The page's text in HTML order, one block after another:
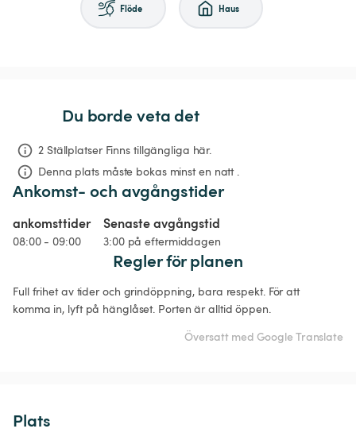
Flöde Haus
Du borde veta det
2 Ställplatser Finns tillgängliga här.
Denna plats måste bokas minst en natt .
Ankomst- och avgångstider
ankomsttider
08:00 - 09:00
Senaste avgångstid
3:00 på eftermiddagen
Regler för planen
Full frihet av tider och grindöppning, bara respekt. För att
komma in, lyft på hänglåset. Porten är alltid öppen.
Översatt med Google Translate
Plats